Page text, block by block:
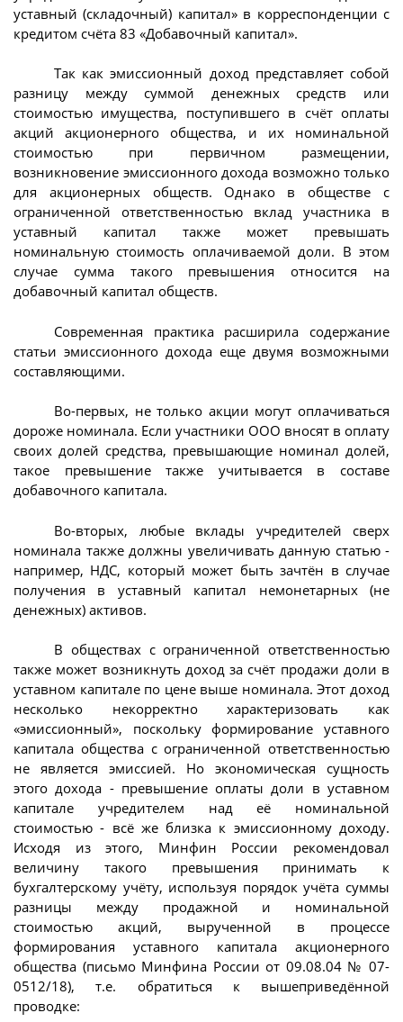
уставный (складочный) капитал» в корреспонденции с
кредитом счёта 83 «Добавочный капитал».
Так как эмиссионный доход представляет собой
разницу между суммой денежных средств или
стоимостью имущества, поступившего в счёт оплаты
акций акционерного общества, и их номинальной
стоимостью при первичном размещении,
возникновение эмиссионного дохода возможно только
для акционерных обществ. Однако в обществе с
ограниченной ответственностью вклад участника в
уставный капитал также может превышать
номинальную стоимость оплачиваемой доли. В этом
случае сумма такого превышения относится на
добавочный капитал обществ.
Современная практика расширила содержание
статьи эмиссионного дохода еще двумя возможными
составляющими.
Во-первых, не только акции могут оплачиваться
дороже номинала. Если участники ООО вносят в оплату
своих долей средства, превышающие номинал долей,
такое превышение также учитывается в составе
добавочного капитала.
Во-вторых, любые вклады учредителей сверх
номинала также должны увеличивать данную статью -
например, НДС, который может быть зачтён в случае
получения в уставный капитал немонетарных (не
денежных) активов.
В обществах с ограниченной ответственностью
также может возникнуть доход за счёт продажи доли в
уставном капитале по цене выше номинала. Этот доход
несколько некорректно характеризовать как
«эмиссионный», поскольку формирование уставного
капитала общества с ограниченной ответственностью
не является эмиссией. Но экономическая сущность
этого дохода - превышение оплаты доли в уставном
капитале учредителем над её номинальной
стоимостью - всё же близка к эмиссионному доходу.
Исходя из этого, Минфин России рекомендовал
величину такого превышения принимать к
бухгалтерскому учёту, используя порядок учёта суммы
разницы между продажной и номинальной
стоимостью акций, вырученной в процессе
формирования уставного капитала акционерного
общества (письмо Минфина России от 09.08.04 № 07-
0512/18), т.е. обратиться к вышеприведённой
проводке: